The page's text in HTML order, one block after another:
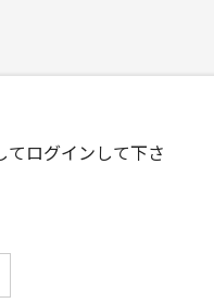
てログインして下さ